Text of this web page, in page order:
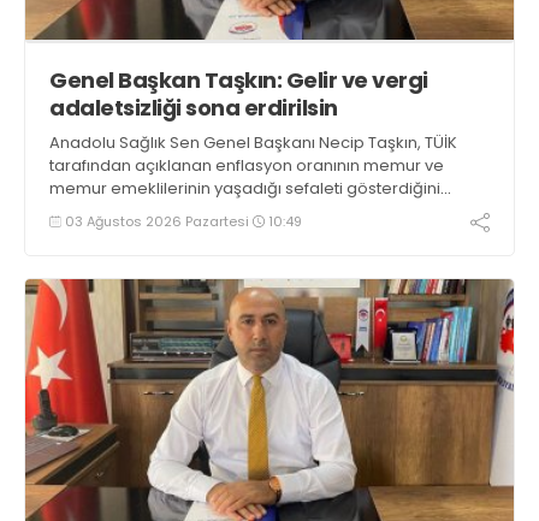
Genel Başkan Taşkın: Gelir ve vergi
adaletsizliği sona erdirilsin
Anadolu Sağlık Sen Genel Başkanı Necip Taşkın, TÜİK
tarafından açıklanan enflasyon oranının memur ve
memur emeklilerinin yaşadığı sefaleti gösterdiğini
belirterek, temmuz ayında memur ve memur
emeklilerine yapılan maaş zammının mutfaklardaki
03 Ağustos 2026 Pazartesi 10:49